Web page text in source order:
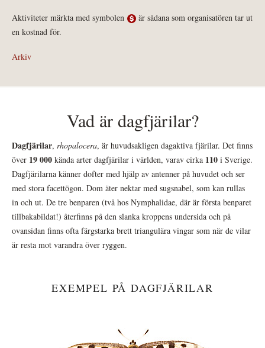
Aktiviteter märkta med symbolen
är sådana som organisatören tar ut
en kostnad för.
Arkiv
Vad är dagfjärilar?
Dagfjärilar, rhopalocera, är huvudsakligen dagaktiva fjärilar. Det finns
över 19 000 kända arter dagfjärilar i världen, varav cirka 110 i Sverige.
Dagfjärilarna känner dofter med hjälp av antenner på huvudet och ser
med stora facettögon. Dom äter nektar med sugsnabel, som kan rullas
in och ut. De tre benparen (två hos Nymphalidae, där är första benparet
tillbakabildat!) återfinns på den slanka kroppens undersida och på
ovansidan finns ofta färgstarka brett triangulära vingar som när de vilar
är resta mot varandra över ryggen.
EXEMPEL PÅ DAGFJÄRILAR